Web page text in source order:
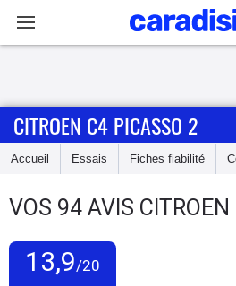
Accueil
Essais
Guide
CITROEN C4 PICASSO 2
Accueil Essais Fiches fiabilité
VOS 94 AVIS
13,9/20